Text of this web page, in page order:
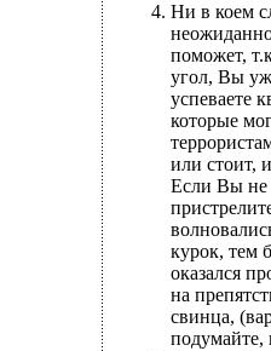
Ни в коем
поможет,
угол, Вы
успеваете
которые
или стоит,
Если Вы не
курок, тем
оказался
на
свинца,
подумайте,